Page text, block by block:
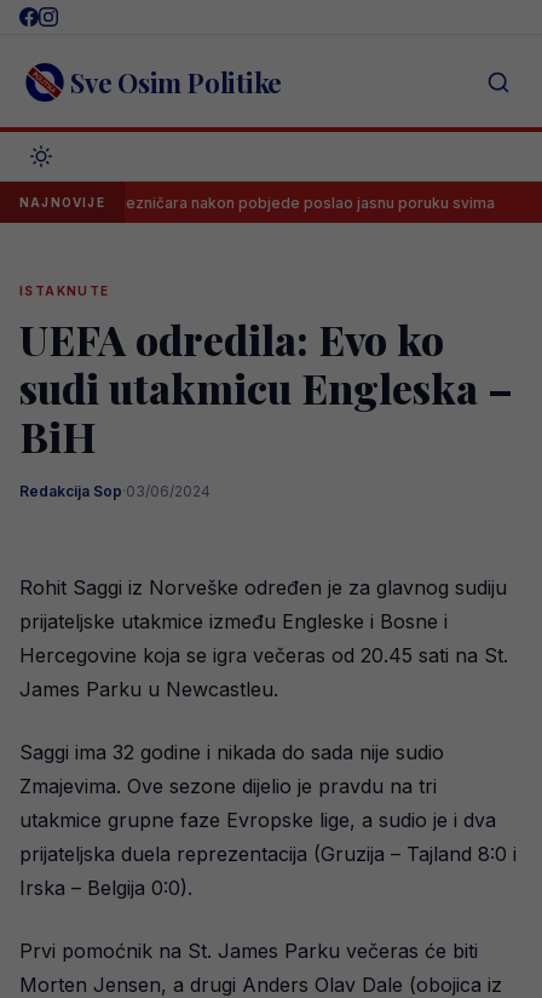
Skip
content Sve Osim Politike
NAJNOVIJE
Željezničara nakon pobjede poslao jasnu poruku svima
ISTAKNUTE
UEFA odredila: Evo ko
sudi utakmicu Engleska –
BiH
Redakcija Sop·03/06/2024
Rohit Saggi iz Norveške određen je za glavnog sudiju
prijateljske utakmice između Engleske i Bosne i
Hercegovine koja se igra večeras od 20.45 sati na St.
James Parku u Newcastleu.
Saggi ima 32 godine i nikada do sada nije sudio
Zmajevima. Ove sezone dijelio je pravdu na tri
utakmice grupne faze Evropske lige, a sudio je i dva
prijateljska duela reprezentacija (Gruzija – Tajland 8:0 i
Irska – Belgija 0:0).
Prvi pomoćnik na St. James Parku večeras će biti
Morten Jensen, a drugi Anders Olav Dale (obojica iz